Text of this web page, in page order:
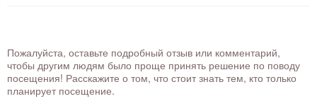
Пожалуйста, оставьте подробный отзыв или комментарий,
чтобы другим людям было проще принять решение по поводу
посещения! Расскажите о том, что стоит знать тем, кто только
планирует посещение.